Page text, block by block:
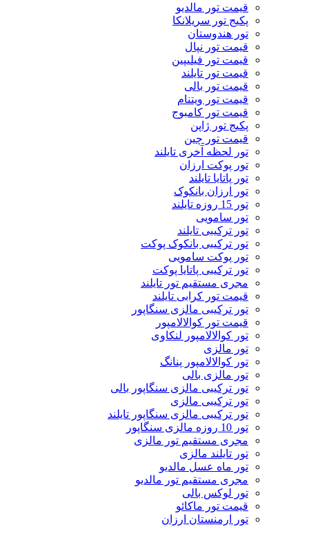
قیمت تور مالدیو
پکیج تور سریلانکا
تور هندوستان
قیمت تور نپال
قیمت تور فیلیپین
قیمت تور تایلند
قیمت تور بالی
قیمت تور ویتنام
قیمت تور کامبوج
پکیج تور ژاپن
قیمت تور چین
تور لحظه آخری تایلند
تور پوکت ارزان
تور پاتايا تايلند
تور ارزان بانکوک
تور 15 روزه تایلند
تور سامویی
تور ترکیبی تایلند
تور ترکیبی بانکوک پوکت
تور پوکت سامویی
تور ترکیبی پاتایا پوکت
مجری مستقیم تور تایلند
قیمت تور کرابی تایلند
تور ترکیبی مالزی سنگاپور
قیمت تور کوالالامپور
تور کوالالامپور لنکاوی
تور مالزی
تور کوالالامپور پنانگ
تور مالزی بالی
تور ترکیبی مالزی سنگاپور بالی
تور ترکیبی مالزی
تور ترکیبی مالزی سنگاپور تایلند
تور 10 روزه مالزی سنگاپور
مجری مستقیم تور مالزی
تور تایلند مالزی
تور ماه عسل مالدیو
مجری مستقیم تور مالدیو
تور لوکس بالی
قیمت تور ماکائو
تور ارمنستان ارزان